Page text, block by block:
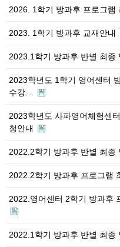
2026. 1학기 방과후 프로그램
2023. 1학기 방과후 교재안내
2023.1학기 방과후 반별 최종
2023학년도 1학기 영어센터
수강…
2023학년도 사파영어체험센
청안내
2022.2학기 방과후 반별 최종
2022.2학기 방과후 프로그램
2022.영어센터 2학기 방과후
2022.1학기 방과후 반별 최종